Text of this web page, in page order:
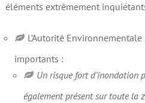
éléments extrêmement
L’Autorité
importants :
Un risque fort d’inondation
également présent sur toute la